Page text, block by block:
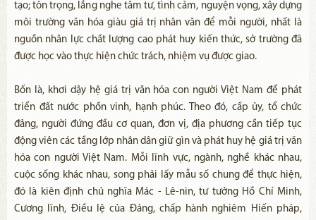
tạo; tôn trọng, lắng nghe tâm tư, tình cảm, nguyện vọng, xây dựng
môi trường văn hóa giàu giá trị nhân văn để mỗi người, nhất là
nguồn nhân lực chất lượng cao phát huy kiến thức, sở trường đã
được học vào thực hiện chức trách, nhiệm vụ được giao.
Bốn là, khơi dậy hệ giá trị văn hóa con người Việt Nam để phát
triển đất nước phồn vinh, hạnh phúc. Theo đó, cấp ủy, tổ chức
đảng, người đứng đầu cơ quan, đơn vị, địa phương cần tiếp tục
động viên các tầng lớp nhân dân giữ gìn và phát huy hệ giá trị văn
hóa con người Việt Nam. Mỗi lĩnh vực, ngành, nghề khác nhau,
cuộc sống khác nhau, song phải lấy mẫu số chung để thực hiện,
đó là kiên định chủ nghĩa Mác - Lê-nin, tư tưởng Hồ Chí Minh,
Cương lĩnh, Điều lệ của Đảng, chấp hành nghiêm Hiến pháp,